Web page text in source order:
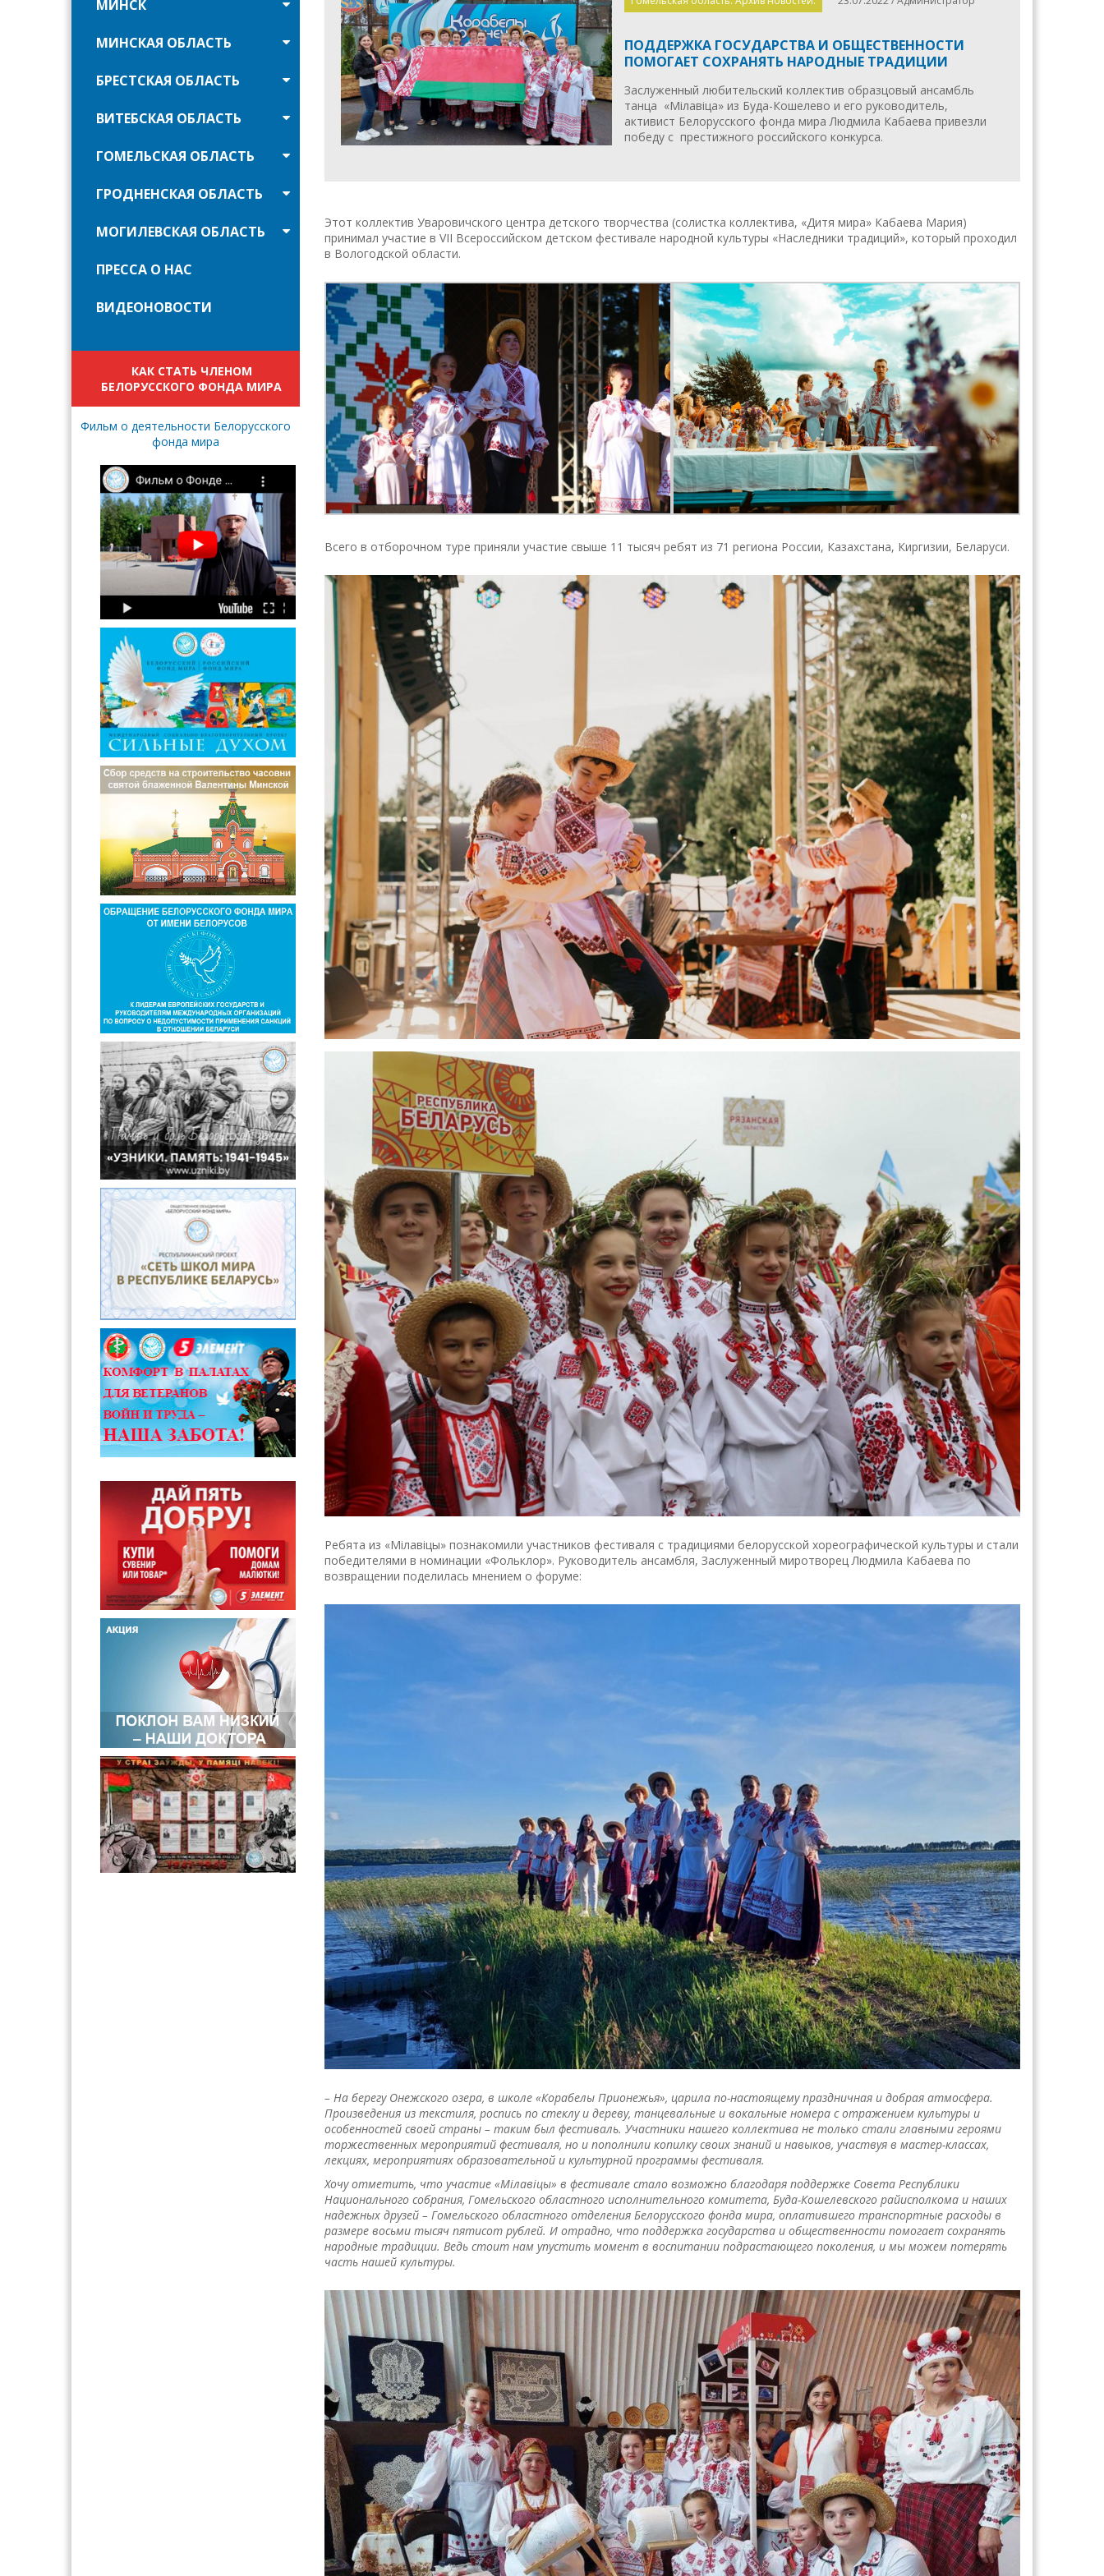
МИНСК
МИНСКАЯ ОБЛАСТЬ
БРЕСТСКАЯ ОБЛАСТЬ
ВИТЕБСКАЯ ОБЛАСТЬ
ГОМЕЛЬСКАЯ ОБЛАСТЬ
ГРОДНЕНСКАЯ ОБЛАСТЬ
МОГИЛЕВСКАЯ ОБЛАСТЬ
ПРЕССА О НАС
ВИДЕОНОВОСТИ
КАК СТАТЬ ЧЛЕНОМ
БЕЛОРУССКОГО ФОНДА МИРА
Фильм о деятельности Белорусского
фонда мира
ПОДДЕРЖКА ГОСУДАРСТВА И ОБЩЕСТВЕННОСТИ
ПОМОГАЕТ СОХРАНЯТЬ НАРОДНЫЕ ТРАДИЦИИ
Заслуженный любительский коллектив образцовый ансамбль
танца «Мілавіца» из Буда-Кошелево и его руководитель,
активист Белорусского фонда мира Людмила Кабаева привезли
победу с престижного российского конкурса.
Этот коллектив Уваровичского центра детского творчества (солистка коллектива, «Дитя мира» Кабаева Мария)
принимал участие в VII Всероссийском детском фестивале народной культуры «Наследники традиций», который проходил
в Вологодской области.
Всего в отборочном туре приняли участие свыше 11 тысяч ребят из 71 региона России, Казахстана, Киргизии, Беларуси.
Ребята из «Мілавіцы» познакомили участников фестиваля с традициями белорусской хореографической культуры и стали
победителями в номинации «Фольклор». Руководитель ансамбля, Заслуженный миротворец Людмила Кабаева по
возвращении поделилась мнением о форуме:
– На берегу Онежского озера, в школе «Корабелы Прионежья», царила по-настоящему праздничная и добрая атмосфера.
Произведения из текстиля, роспись по стеклу и дереву, танцевальные и вокальные номера с отражением культуры и
особенностей своей страны – таким был фестиваль. Участники нашего коллектива не только стали главными героями
торжественных мероприятий фестиваля, но и пополнили копилку своих знаний и навыков, участвуя в мастер-классах,
лекциях, мероприятиях образовательной и культурной программы фестиваля.
Хочу отметить, что участие «Мілавіцы» в фестивале стало возможно благодаря поддержке Совета Республики
Национального собрания, Гомельского областного исполнительного комитета, Буда-Кошелевского райисполкома и наших
надежных друзей – Гомельского областного отделения Белорусского фонда мира, оплатившего транспортные расходы в
размере восьми тысяч пятисот рублей. И отрадно, что поддержка государства и общественности помогает сохранять
народные традиции. Ведь стоит нам упустить момент в воспитании подрастающего поколения, и мы можем потерять
часть нашей культуры.